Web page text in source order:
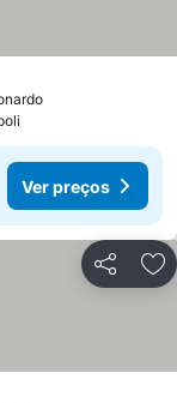
Ver preços
Partilhar